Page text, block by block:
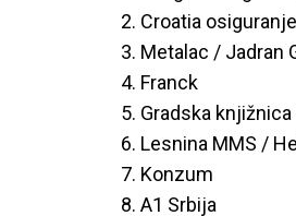
2. Croatia osiguranje
3. Metalac / Jadran
4. Franck
5. Gradska
6. Lesnina MMS /
7. Konzum
8. A1 Srbija